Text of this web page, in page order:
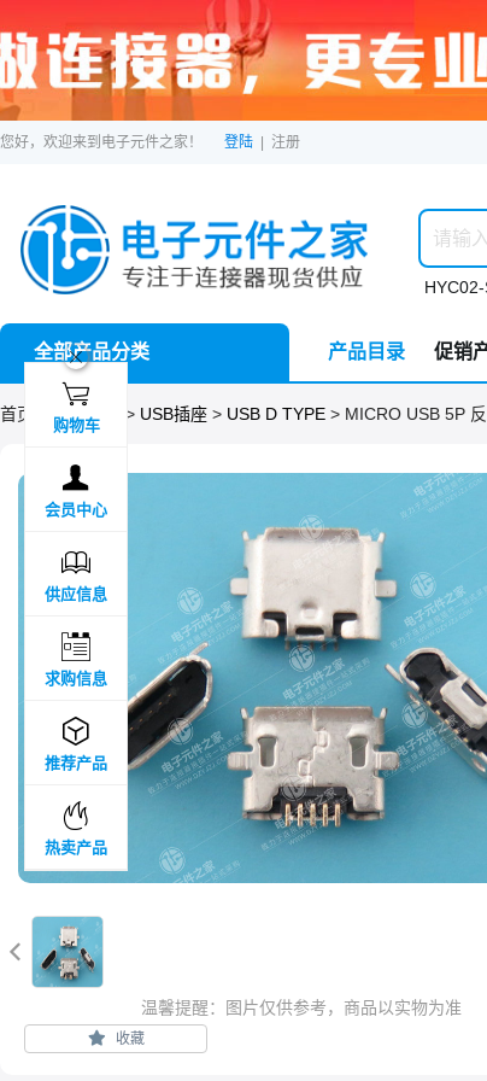
您好，欢迎来到电子元件之家！ 登陆 注册
全部产品分类 产品目录 促销
首页 > 分类目录 > USB插座 > USB D TYPE > MICRO USB 5P

温馨提醒：图片仅供参考，商品以实物为准
收藏
ဆ

购物车

会员中心

供应信息

求购信息

推荐产品

热卖产品